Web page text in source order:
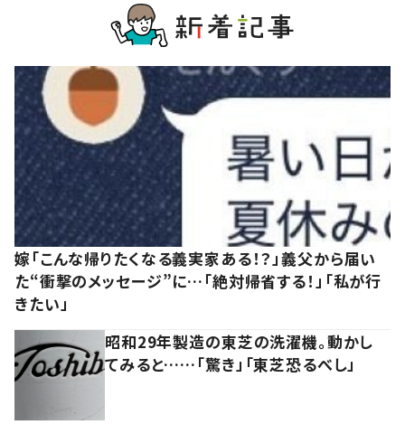
嫁「こんな帰りたくなる義実家ある！？」義父から届い
た“衝撃のメッセージ”に…「絶対帰省する！」「私が行
きたい」
昭和29年製造の東芝の洗濯機。動かし
てみると……「驚き」「東芝恐るべし」